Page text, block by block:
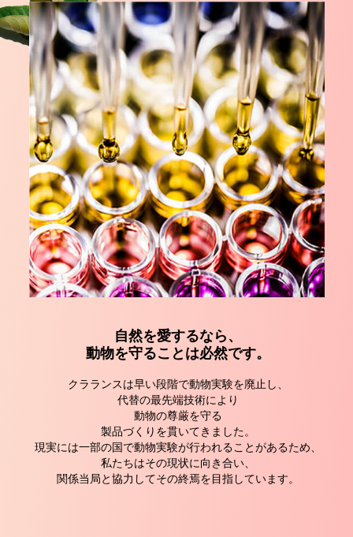
自然を愛するなら、
動物を守ることは必然です。
クラランスは早い段階で動物実験を廃止し、
代替の最先端技術により
動物の尊厳を守る
製品づくりを貫いてきました。
現実には一部の国で動物実験が行われることがあるため、
私たちはその現状に向き合い、
関係当局と協力してその終焉を目指しています。